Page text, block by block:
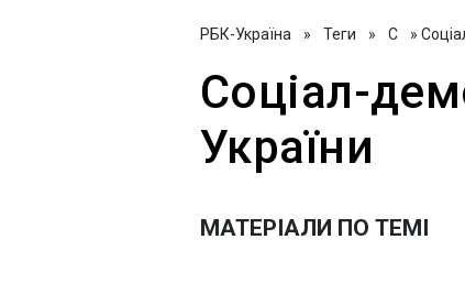
РБК-Україна » Теги » С »
Соціал-
України
МАТЕРІАЛИ ПО ТЕМІ